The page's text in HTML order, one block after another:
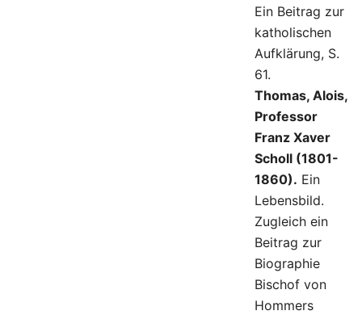
Ein Beitrag zur
katholischen
Aufklärung, S.
61.
Thomas, Alois,
Professor
Franz Xaver
Scholl (1801-
1860). Ein
Lebensbild.
Zugleich ein
Beitrag zur
Biographie
Bischof von
Hommers